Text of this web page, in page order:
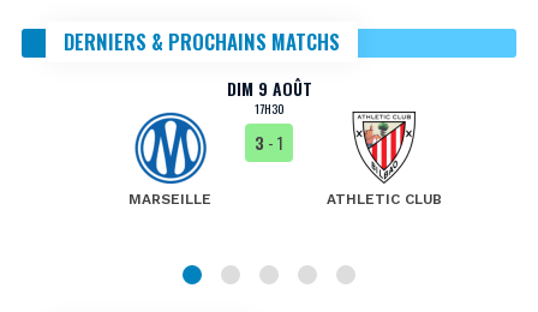
DERNIERS & PROCHAINS MATCHS
DIM 9 AOÛT
17H30
MARSEILLE
3 - 1
ATHLETIC CLUB